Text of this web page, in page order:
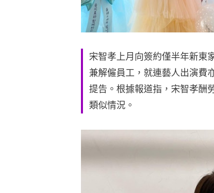
宋智孝上月向簽約僅半年新東
兼解僱員工，就連藝人出演費
提告。根據報道指，宋智孝酬
類似情況。